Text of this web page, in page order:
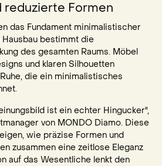
reduzierte Formen
das Fundament minimalistischer
bestimmt die
des gesamten Raums. Möbel
und klaren Silhouetten
die ein minimalistisches
ist ein echter Hingucker",
von MONDO Diamo. Diese
wie präzise Formen und
zusammen eine zeitlose Eleganz
auf das Wesentliche lenkt den